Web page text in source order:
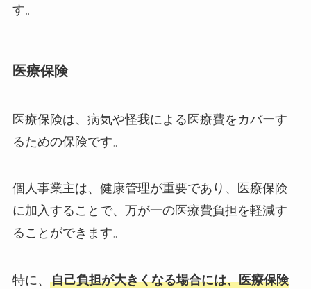
す。
医療保険
医療保険は、病気や怪我による医療費をカバーす
るための保険です。
個人事業主は、健康管理が重要であり、医療保険
に加入することで、万が一の医療費負担を軽減す
ることができます。
特に、 自己負担が大きくなる場合には、医療保険